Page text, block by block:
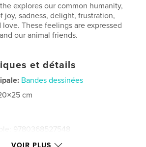
explores our common humanity,
joy, sadness, delight, frustration,
love. These feelings are expressed
our animal friends.
et détails
Bandes dessinées
cm
9780368527548
avril 02, 2019
VOIR PLUS